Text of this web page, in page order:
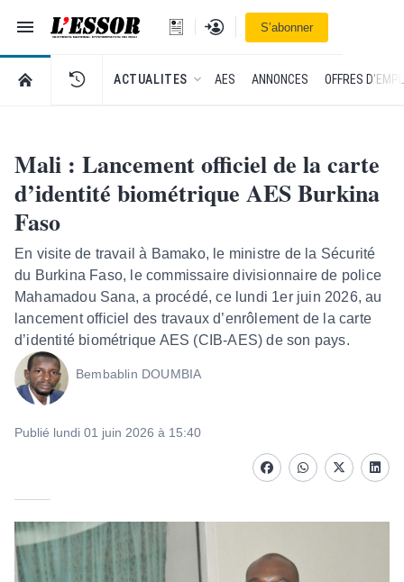
Navigation
L'Essor - retour à la une
Se connecterS’abonner
RETOUR À LA PAGE D’ACCUEIL DE L'ESSOR
ACTUALITES AES ANNONCES OFFRES
Mali : Lancement officiel de la carte
d’identité biométrique AES Burkina
Faso
En visite de travail à Bamako, le ministre de la Sécurité
du Burkina Faso, le commissaire divisionnaire de police
Mahamadou Sana, a procédé, ce lundi 1er juin 2026, au
lancement officiel des travaux d’enrôlement de la carte
d’identité biométrique AES (CIB-AES) de son pays.
Bembablin DOUMBIA
Publié lundi 01 juin 2026 à 15:40
FacebookwhatsappTwitter